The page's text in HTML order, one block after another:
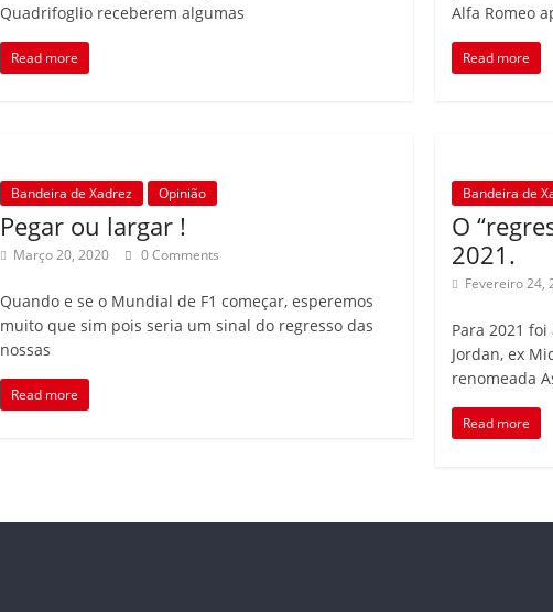
Quadrifoglio receberem algumas
Read more
Alfa Romeo
Read more
Bandeira de Xadrez Opinião
Pegar ou largar !
Março 20, 2020 0 Comments
Quando e se o Mundial de F1 começar, esperemos
muito que sim pois seria um sinal do regresso das
nossas
Read more
Bandeira de
O
2021.
Fevereiro 24,
Para 2021
Jordan, ex
renomeada
Read more